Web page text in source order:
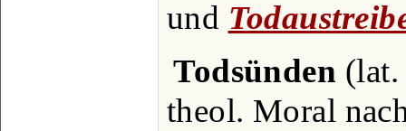
und
Todsünden (lat.
theol. Moral